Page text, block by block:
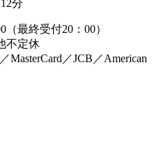
分
最終受付20：00）
定休
／JCB／American